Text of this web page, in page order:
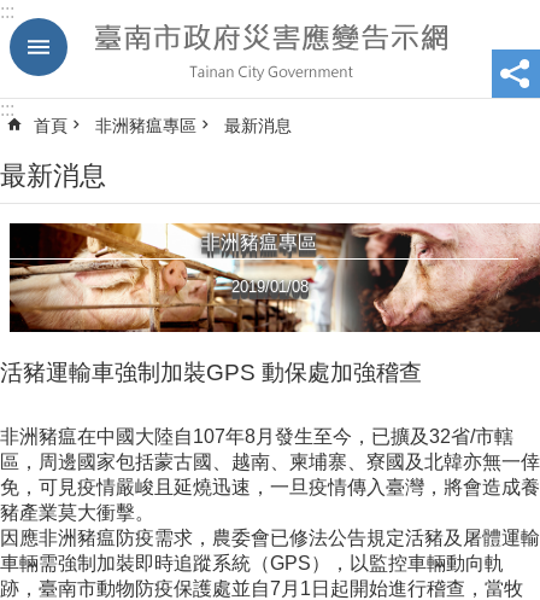
跳到主要內容區塊
:::
:::
首頁 非洲豬瘟專區 最新消息
最新消息
非洲豬瘟專區
2019/01/08
活豬運輸車強制加裝GPS 動保處加強稽查
非洲豬瘟在中國大陸自107年8月發生至今，已擴及32省/市轄
區，周邊國家包括蒙古國、越南、柬埔寨、寮國及北韓亦無一倖
免，可見疫情嚴峻且延燒迅速，一旦疫情傳入臺灣，將會造成養
豬產業莫大衝擊。
因應非洲豬瘟防疫需求，農委會已修法公告規定活豬及屠體運輸
車輛需強制加裝即時追蹤系統（GPS），以監控車輛動向軌
跡，臺南市動物防疫保護處並自7月1日起開始進行稽查，當牧